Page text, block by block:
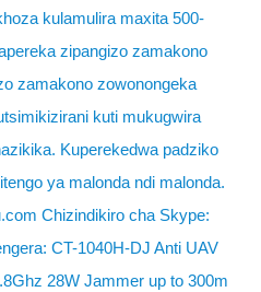
kulamulira maxita 500-
zipangizo zamakono
zamakono zowonongeka
kuti mukugwira
Kuperekedwa padziko
ya malonda ndi malonda.
Chizindikiro cha Skype:
CT-1040H-DJ Anti UAV
28W Jammer up to 300m